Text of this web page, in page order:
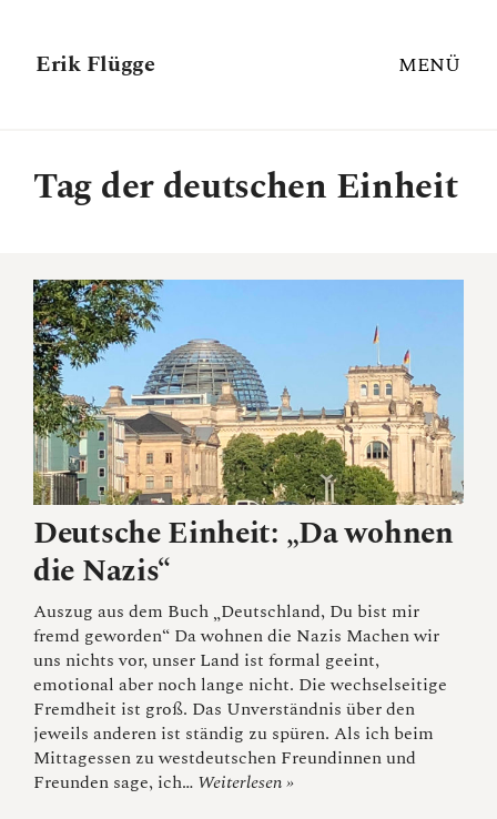
Erik Flügge MENÜ
Tag der deutschen Einheit
Deutsche Einheit: „Da wohnen
die Nazis“
Auszug aus dem Buch „Deutschland, Du bist mir
fremd geworden“ Da wohnen die Nazis Machen wir
uns nichts vor, unser Land ist formal geeint,
emotional aber noch lange nicht. Die wechselseitige
Fremdheit ist groß. Das Unverständnis über den
jeweils anderen ist ständig zu spüren. Als ich beim
Mittagessen zu westdeutschen Freundinnen und
Freunden sage, ich… Weiterlesen »